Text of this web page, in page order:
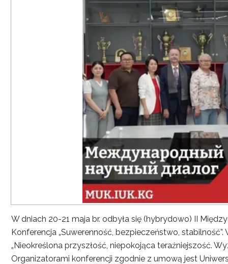
W dniach 20-21 maja br. odbyła się (hybrydowo) II
Konferencja „Suwerenność, bezpieczeństwo,
„Nieokreślona przyszłość, niepokojąca teraźniejszość.
Organizatorami konferencji zgodnie z umową jest